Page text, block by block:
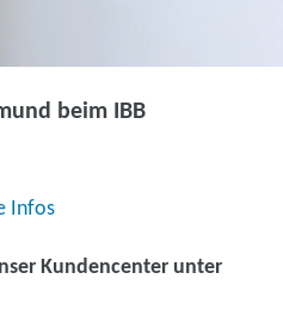
beim IBB
Infos
Kundencenter unter